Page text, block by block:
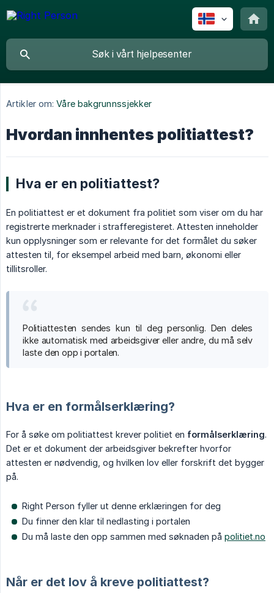
Artikler om: Våre bakgrunnssjekker
Hvordan innhentes politiattest?
Hva er en politiattest?
En politiattest er et dokument fra politiet som viser om du har
registrerte merknader i strafferegisteret. Attesten inneholder
kun opplysninger som er relevante for det formålet du søker
attesten til, for eksempel arbeid med barn, økonomi eller
tillitsroller.
Politiattesten sendes kun til deg personlig. Den deles
ikke automatisk med arbeidsgiver eller andre, du må selv
laste den opp i portalen.
Hva er en formålserklæring?
For å søke om politiattest krever politiet en formålserklæring.
Det er et dokument der arbeidsgiver bekrefter hvorfor
attesten er nødvendig, og hvilken lov eller forskrift det bygger
på.
Right Person fyller ut denne erklæringen for deg
Du finner den klar til nedlasting i portalen
Du må laste den opp sammen med søknaden på politiet.no
Når er det lov å kreve politiattest?